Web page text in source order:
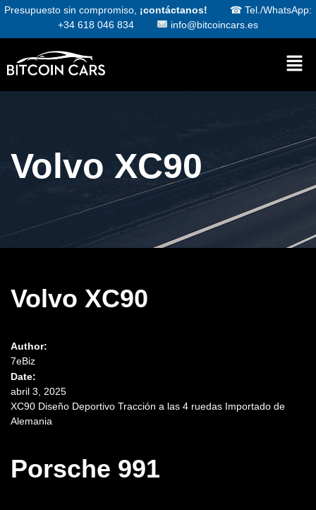
Presupuesto sin compromiso, ¡contáctanos! ☎ Tel./WhatsApp:
+34 618 046 834
info@bitcoincars.es
Volvo XC90
Volvo XC90
Author:
7eBiz
Date:
abril 3, 2025
XC90 Diseño Deportivo Tracción a las 4 ruedas Importado de
Alemania
Porsche 991